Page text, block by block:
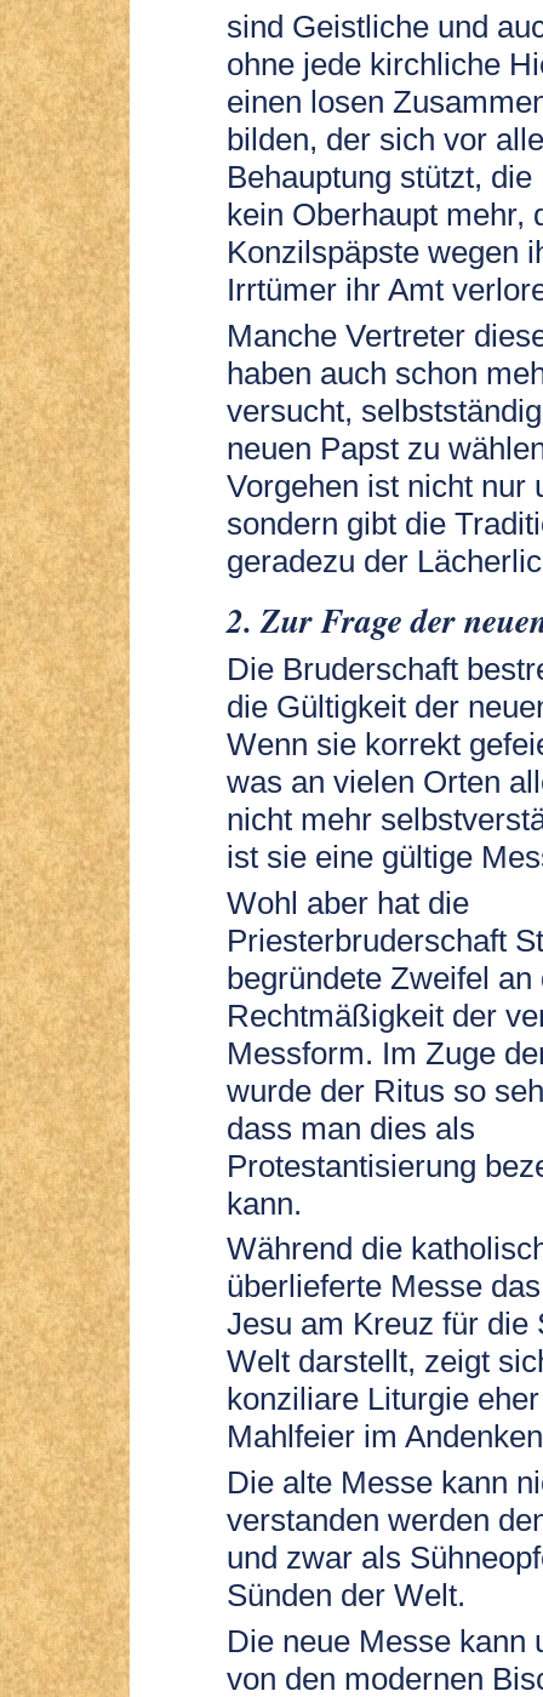
sind Geistliche und
ohne jede kirchliche
einen losen
bilden, der sich vor
Behauptung stützt,
kein Oberhaupt mehr,
Konzilspäpste wegen
Irrtümer ihr Amt
Manche Vertreter
haben auch schon
versucht,
neuen Papst zu
Vorgehen ist nicht nur
sondern gibt die
geradezu der
2. Zur Frage der
Die Bruderschaft
die Gültigkeit der
Wenn sie korrekt
was an vielen Orten
nicht mehr
ist sie eine gültige
Wohl aber hat die
Priesterbruderschaft
begründete Zweifel an
Rechtmäßigkeit der
Messform. Im Zuge
wurde der Ritus so
dass man dies als
Protestantisierung
kann.
Während die
überlieferte Messe
Jesu am Kreuz für die
Welt darstellt, zeigt
konziliare Liturgie
Mahlfeier im
Die alte Messe kann
verstanden werden
und zwar als
Sünden der Welt.
Die neue Messe kann
von den modernen